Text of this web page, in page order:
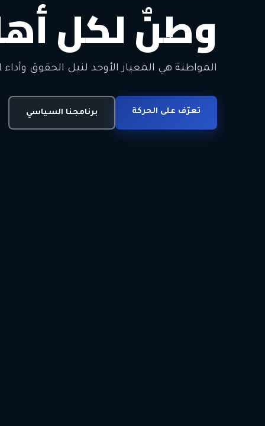
وطنٌ لكل
المواطنة هي المعيار الأوحد لنيل الحقوق وأداء
تعرّف على الحركة برنامجنا السياسي
معاً من أجل
الحرية • الوحدة • السلام • الديمقراطية
انضم للحركة اتصل بنا